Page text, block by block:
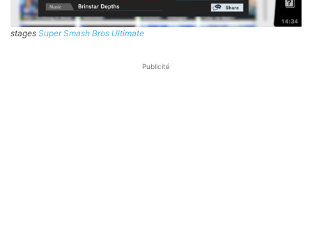
stages Super Smash Bros Ultimate
Publicité